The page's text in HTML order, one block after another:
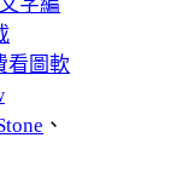
看圖軟
、